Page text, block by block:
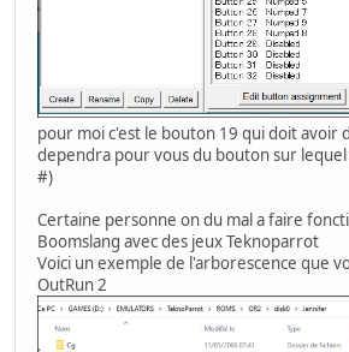
pour moi c'est le bouton 19 qui doit avoir
dependra pour vous du bouton sur
#)
Certaine personne on du mal a faire
Boomslang avec des jeux Teknoparrot
Voici un exemple de l'arborescence que
OutRun 2